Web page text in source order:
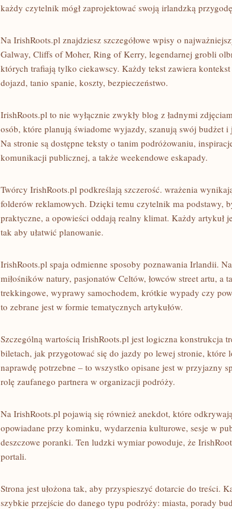
każdy czytelnik mógł zaprojektować swoją irlandzką
Na IrishRoots.pl znajdziesz szczegółowe wpisy o
Galway, Cliffs of Moher, Ring of Kerry, legendarnej grobli
których trafiają tylko ciekawscy. Każdy tekst zawiera
dojazd, tanio spanie, koszty, bezpieczeństwo.
IrishRoots.pl to nie wyłącznie zwykły blog z ładnymi
osób, które planują świadome wyjazdy, szanują swój budżet i
Na stronie są dostępne teksty o tanim podróżowaniu,
komunikacji publicznej, a także weekendowe eskapady.
Twórcy IrishRoots.pl podkreślają szczerość. wrażenia
folderów reklamowych. Dzięki temu czytelnik ma podstawy,
praktyczne, a opowieści oddają realny klimat. Każdy artykuł
tak aby ułatwić planowanie.
IrishRoots.pl spaja odmienne sposoby poznawania Irlandii.
miłośników natury, pasjonatów Celtów, łowców street artu,
trekkingowe, wyprawy samochodem, krótkie wypady czy
to zebrane jest w formie tematycznych artykułów.
Szczególną wartością IrishRoots.pl jest logiczna konstrukcja
biletach, jak przygotować się do jazdy po lewej stronie, które
naprawdę potrzebne – to wszystko opisane jest w przyjazny
rolę zaufanego partnera w organizacji podróży.
Na IrishRoots.pl pojawią się również anekdot, które
opowiadane przy kominku, wydarzenia kulturowe, sesje w
deszczowe poranki. Ten ludzki wymiar powoduje, że
portali.
Strona jest ułożona tak, aby przyspieszyć dotarcie do treści.
szybkie przejście do danego typu podróży: miasta, porady